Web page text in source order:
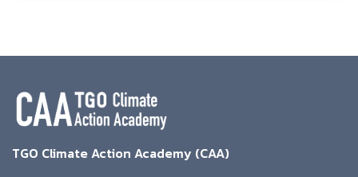
TGO Climate Action Academy (CAA)